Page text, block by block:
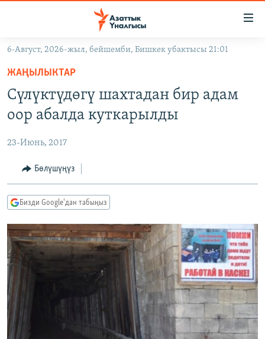
Навигацияга
өтүңүз
Издөөгө
салыңызКЫРГЫЗСТАН
ЭКОНОМИКА
МАДАНИЯТ
ДҮЙНӨ
БОРБОР АЗИЯ
УКРАИНА
АТАЙЫН ИЛИКТӨӨ
ТВ ПРОГРАММАЛАР
ЭКСПЕРТТЕР ТАЛДАЙТ
БИЗ ЖАНА ДҮЙНӨ
ДАНИСТЕ
ЫҢГАЙСЫЗ СУРООЛОР
ӨЗГӨЧӨ ПИКИР
Русский
ОНЛАЙН ШЕРИНЕ
6-Август, 2026-жыл, бейшемби, Бишкек убактысы 21:01
ЖАҢЫЛЫКТАР
Сүлүктүдөгү шахтадан бир адам
оор абалда куткарылды
23-Июнь, 2017
Бөлүшүңүз
Бизди Google'дан табыңыз